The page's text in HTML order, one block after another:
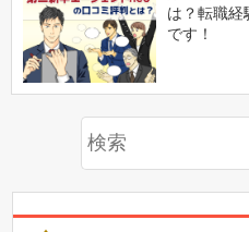
は？転職経
です！